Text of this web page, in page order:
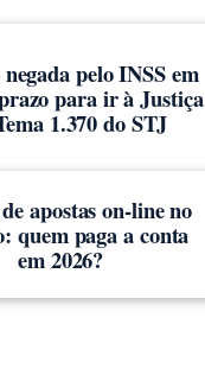
pelo INSS em
para ir à Justiça
1.370 do STJ
apostas on-line no
quem paga a conta
em 2026?